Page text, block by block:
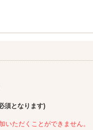
須となります)
ただくことができません。